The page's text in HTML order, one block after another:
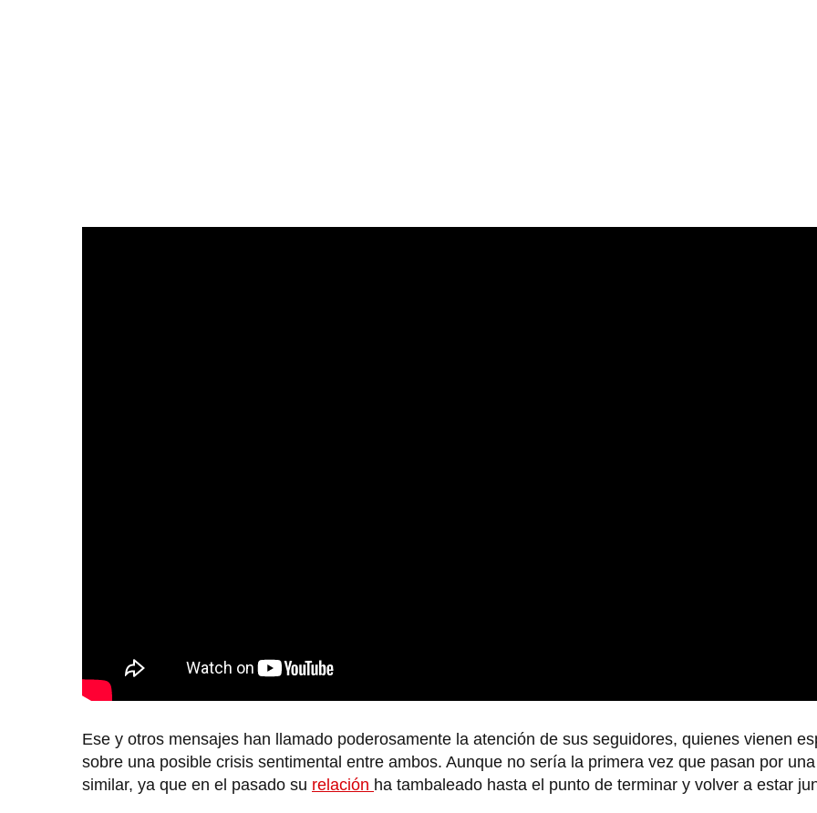
Ese y otros mensajes han llamado poderosamente la atención de sus seguidores, quienes vienen
sobre una posible crisis sentimental entre ambos. Aunque no sería la primera vez que pasan por
similar, ya que en el pasado su relación ha tambaleado hasta el punto de terminar y volver a estar